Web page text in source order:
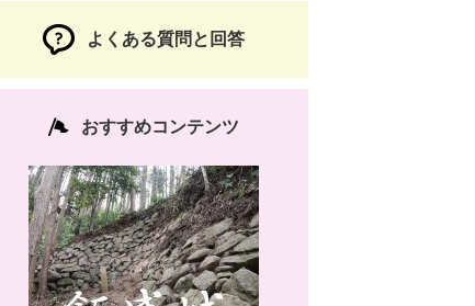
よくある質問と回答
おすすめコンテンツ